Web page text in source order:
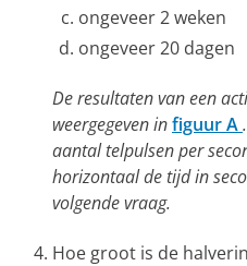
ongeveer 2 weken
ongeveer 20 dagen
De resultaten van een
weergegeven infiguur A
aantal telpulsen per
horizontaal de tijd in
volgende vraag.
Hoe groot is de